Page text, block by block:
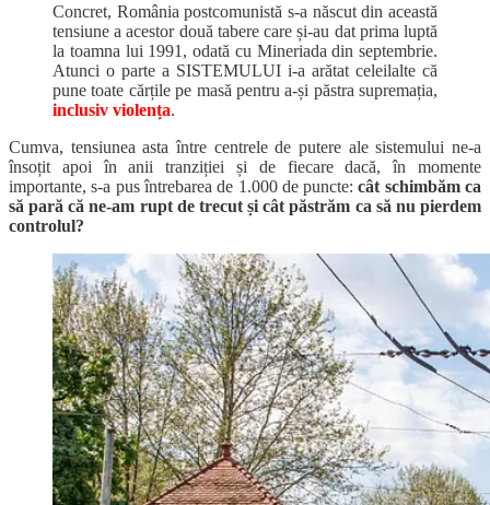
Concret, România postcomunistă s-a născut din această
tensiune a acestor două tabere care și-au dat prima luptă
la toamna lui 1991, odată cu Mineriada din septembrie.
Atunci o parte a SISTEMULUI i-a arătat celeilalte că
pune toate cărțile pe masă pentru a-și păstra supremația,
inclusiv violența.
Cumva, tensiunea asta între centrele de putere ale sistemului ne-a
însoțit apoi în anii tranziției și de fiecare dacă, în momente
importante, s-a pus întrebarea de 1.000 de puncte:cât schimbăm ca
să pară că ne-am rupt de trecut și cât păstrăm ca să nu pierdem
controlul?